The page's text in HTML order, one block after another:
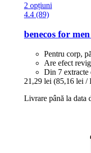
2 opțiuni
4.4 (89)
benecos for
Pentru corp,
Are efect
Din 7 extracte
21,29 lei (85,16 lei /
Livrare până la data